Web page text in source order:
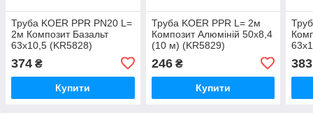
Труба KOER PPR PN20 L=
2м Композит Базальт
63x10,5 (KR5828)
374 ₴
Купити
Труба KOER PPR L= 2м
Композит Алюміній 50x8,4
(10 м) (KR5829)
246₴
Купити
383